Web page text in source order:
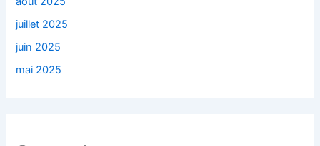
juillet 2025
juin 2025
mai 2025